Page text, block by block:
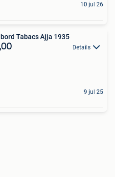
10 jul 26
Tabacs Ajja 1935
Details
9 jul 25